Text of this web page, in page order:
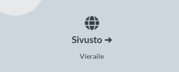
Sivusto ➔
Vieraile